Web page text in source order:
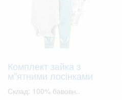
Комплект зайка з
м"ятними лосінками
Склад: 100% бавовн..